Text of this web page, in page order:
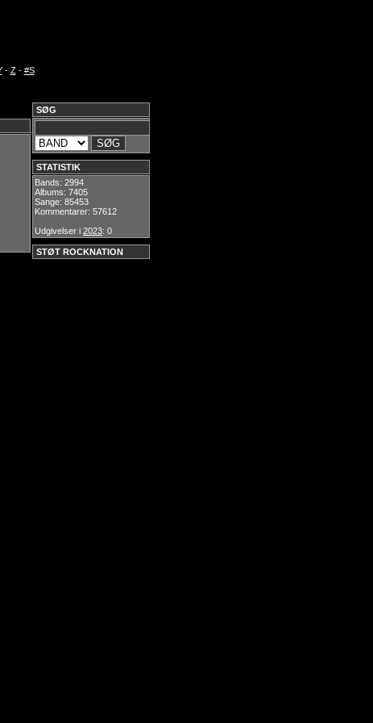
- Z- #S
SØG
STATISTIK
Bands: 2994
Albums: 7405
Sange: 85453
Kommentarer: 57612
Udgivelser i 2023: 0
STØT ROCKNATION